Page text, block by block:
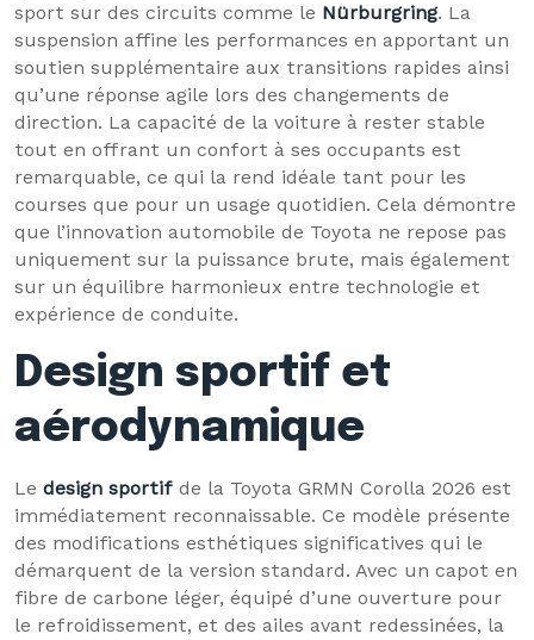
sport sur des circuits comme le Nürburgring. La
suspension affine les performances en apportant un
soutien supplémentaire aux transitions rapides ainsi
qu’une réponse agile lors des changements de
direction. La capacité de la voiture à rester stable
tout en offrant un confort à ses occupants est
remarquable, ce qui la rend idéale tant pour les
courses que pour un usage quotidien. Cela démontre
que l’innovation automobile de Toyota ne repose pas
uniquement sur la puissance brute, mais également
sur un équilibre harmonieux entre technologie et
expérience de conduite.
Design sportif et
aérodynamique
Le design sportif de la Toyota GRMN Corolla 2026 est
immédiatement reconnaissable. Ce modèle présente
des modifications esthétiques significatives qui le
démarquent de la version standard. Avec un capot en
fibre de carbone léger, équipé d’une ouverture pour
le refroidissement, et des ailes avant redessinées, la